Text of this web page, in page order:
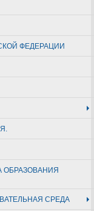
ФЕДЕРАЦИИ
ОБРАЗОВАНИЯ
СРЕДА